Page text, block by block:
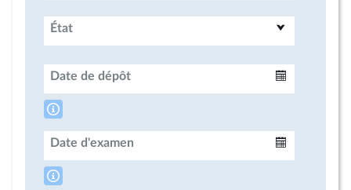
État
Date de dépôt
Date d'examen